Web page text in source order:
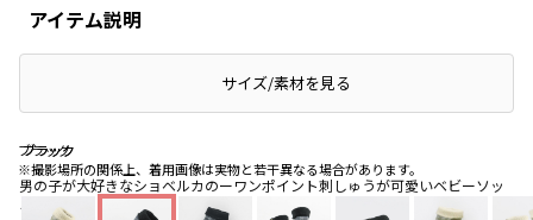
ブラック
※撮影場所の関係上、着用画像は実物と若干異なる場合があります。
ブラック
ブラック
アイテム説明
サイズ/素材を見る
男の子が大好きなショベルカのーワンポイント刺しゅうが可愛いベビーソッ
クス♪